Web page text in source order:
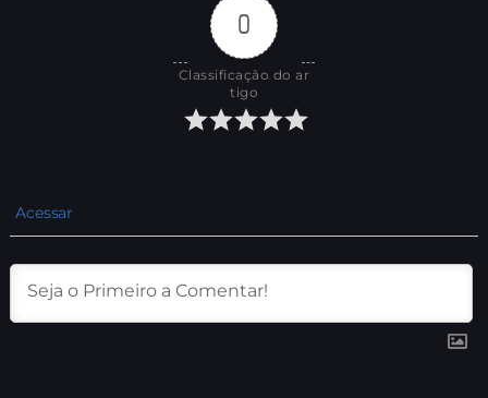
0
Classificação do ar
tigo
Acessar